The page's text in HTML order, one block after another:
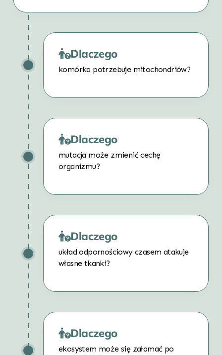
Dlaczego
komórka potrzebuje mitochondriów?
Dlaczego
mutacja może zmienić cechę
organizmu?
Dlaczego
układ odpornościowy czasem atakuje
własne tkanki?
Dlaczego
ekosystem może się załamać po